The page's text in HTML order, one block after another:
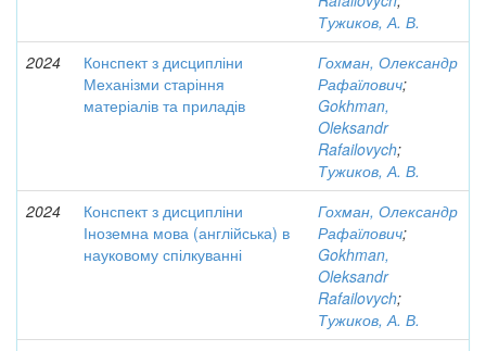
Тужиков, А. В.
2024
Конспект з дисципліни
Механізми старіння
матеріалів та приладів
Гохман, Олександр
Рафаїлович;
Gokhman,
Oleksandr
Rafailovych;
Тужиков, А. В.
2024
Конспект з дисципліни
Іноземна мова (англійська) в
науковому спілкуванні
Гохман, Олександр
Рафаїлович;
Gokhman,
Oleksandr
Rafailovych;
Тужиков, А. В.